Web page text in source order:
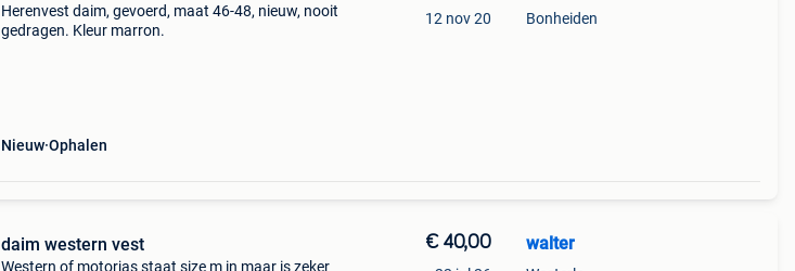
Herenvest daim, gevoerd, maat 46-48, nieuw, nooit
gedragen. Kleur marron.
Nieuw Ophalen
12 nov 20 Bonheiden
daim western vest
Western of motorjas staat size m in maar is zeker
€ 40,00 walter